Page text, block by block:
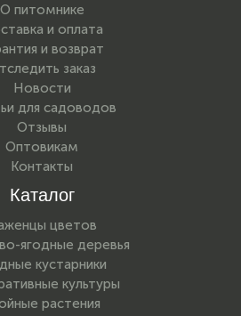
О питомнике
и оплата
и возврат
заказ
Новости
для садоводов
Отзывы
Оптовикам
Контакты
Каталог
цветов
ягодные деревья
кустарники
культуры
растения